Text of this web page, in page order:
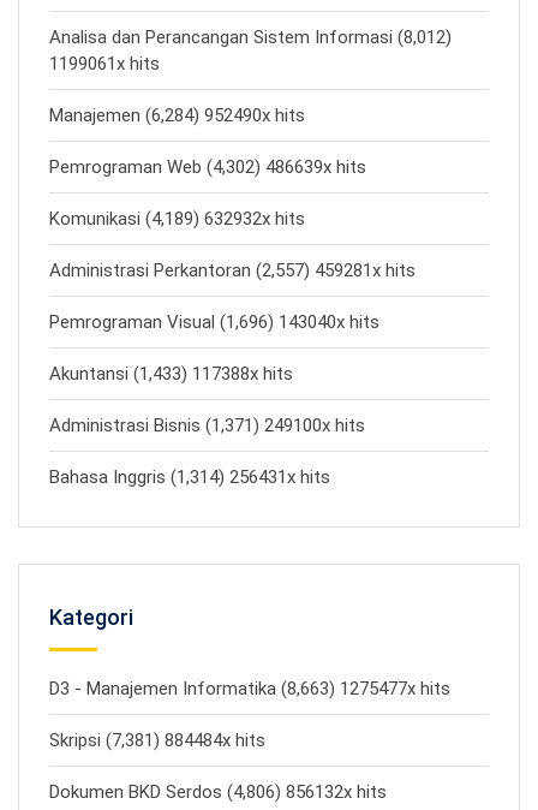
Analisa dan Perancangan Sistem Informasi (8,012)
1199061x hits
Manajemen (6,284) 952490x hits
Pemrograman Web (4,302) 486639x hits
Komunikasi (4,189) 632932x hits
Administrasi Perkantoran (2,557) 459281x hits
Pemrograman Visual (1,696) 143040x hits
Akuntansi (1,433) 117388x hits
Administrasi Bisnis (1,371) 249100x hits
Bahasa Inggris (1,314) 256431x hits
Kategori
D3 - Manajemen Informatika (8,663) 1275477x hits
Skripsi (7,381) 884484x hits
Dokumen BKD Serdos (4,806) 856132x hits